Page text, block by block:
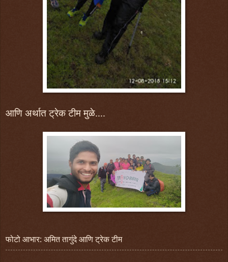
आणि अर्थात ट्रेक टीम मुळे....
फोटो आभार: अमित तागुंदे आणि ट्रेक टीम